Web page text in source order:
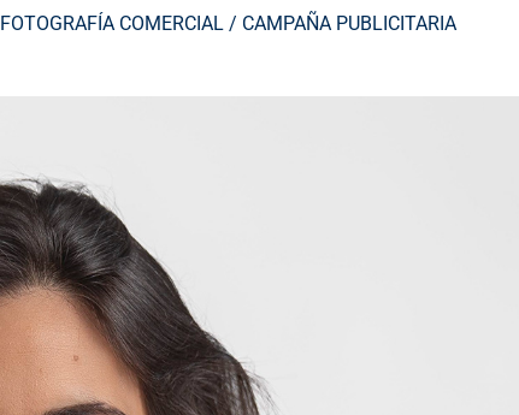
FOTOGRAFÍA COMERCIAL / CAMPAÑA PUBLICITARIA